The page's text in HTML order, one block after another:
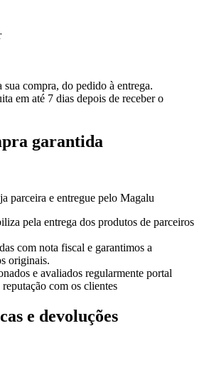
sua compra, do pedido à entrega.
em até 7 dias depois de receber o
garantida
parceira e entregue pelo Magalu
pela entrega dos produtos de parceiros
com nota fiscal e garantimos a
originais.
e avaliados regularmente portal
com os clientes
e devoluções